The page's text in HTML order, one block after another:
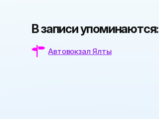
В записи упоминаются:
Автовокзал Ялты